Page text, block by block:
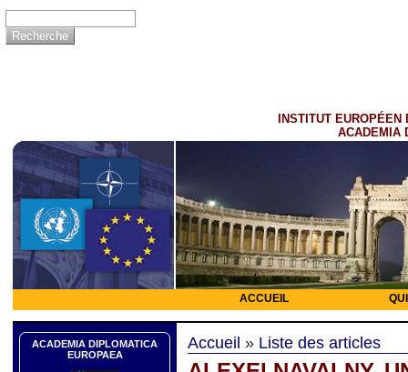
INSTITUT EUROPÉEN
ACADEMIA
ACCUEIL
ACADEMIA DIPLOMATICA
EUROPAEA
Accueil » Liste des articles